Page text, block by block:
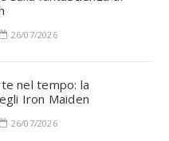
26/07/2026
nel tempo: la
Iron Maiden
26/07/2026